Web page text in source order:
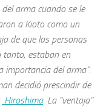
arma cuando se le
a Kioto como un
de que las personas
tanto, estaban en
importancia del arma”.
decidió prescindir de
Hiroshima. La “ventaja”